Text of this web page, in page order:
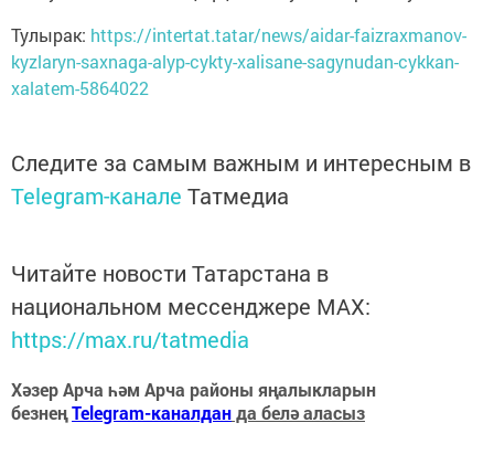
Тулырак: https://intertat.tatar/news/aidar-faizraxmanov-
kyzlaryn-saxnaga-alyp-cykty-xalisane-sagynudan-cykkan-
xalatem-5864022
Следите за самым важным и интересным в
Telegram-канале Татмедиа
Читайте новости Татарстана в
национальном мессенджере MАХ:
https://max.ru/tatmedia
Хәзер Арча һәм Арча районы яңалыкларын
безнеңTelegram-каналданда белә аласыз